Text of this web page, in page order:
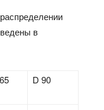
в
D 90